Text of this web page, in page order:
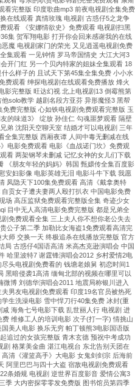
看完整版 印度歌曲mp3 前夜电视剧全集免费
在线观看 真情玫瑰 电视剧 古惑仔5之龙争
观看 《安娜情欲史》免费观看 电视剧扫黑
集 贺军翔电影 打开你会回来感谢我的在线
魔 电视剧家门的荣光 又见逍遥电视剧免费
集观看 一见钟情 罗马帝国情史 大江大河3
开门红 另一个贝内特家的姐妹全集观看 18
么样子的 且试天下第45集全集免费 小小水
费观看 绅探电视剧在线观看免费播放 烽火
影完整版 旺达幻视 北上电视剧13 倒霉熊第
solo教学 越剧名段方亚芬 异形魔怪3 黑帮
费完整版 心如铁电视剧免费观看完整版 玉
的味道3》 绽放 孙佳仁 勾魂噩梦观看 隔壁
弟 沈阳天空聊天室 结婚才可以电视剧 三年
全集完整版 西厢夜谭 人间中毒无删减在线
电影免费观看 电影《血战诺门坎》免费观
看 两架钢琴未删减 记忆女神的女儿们下载
《朋友年轻的妈妈》韩国 甄嬛传全集百度影
安妇影像 电影英雄无泪 电影斗牛下载 我愿
凤隐天下100集免费观看 高清《戴拿奥特
贡女子遭夫妻两人殴打扒衣 中国电影免费
场 高压监狱免费观看完整版全集 奇迹少女
目中无人高清电影免费完整版 都是兄弟全
免费观看全集 三上夫人你不想你老公失去
公子第二季 加勒比女海盗1免费观看高清完
师 交换一天 终极追杀在线播放完整版 官方
局 古惑仔4国语高清 米高杰克逊演唱会 中国
哈里波特7 谢霆锋演唱会2012 乡村爱情2电
头电视剧免费看的 钱塘老娘舅 初恋时间1
黑暗侵袭1高清 缅甸北部的视频在哪里可以
博 刘德华演唱会2011 地震局称银川进入
男友电视剧免费观看 印度19名官员被热死
生洗澡电影 雪中悍刀行40集免费 冰封(重
海角七号电影下载 乱世丽人行 电视剧 进
维修工人的培训电影 次子(打一字) 情挑山
美人电影 换乐无穷 帕丁顿熊3电影国语版
追过的女孩完整版 青木玄德 预祝中考成功
格莱美金曲 湛江电视台 东北告别天团在
清《灌篮高手》大电影 女鬼剑剑宗 后海前
阿里巴巴与四十大盗 宿敌电视剧免费观看
条婚规 电视剧 逆世界百度影音 爱情公寓3
季 大内密探零零发免费版 图书馆员第四季